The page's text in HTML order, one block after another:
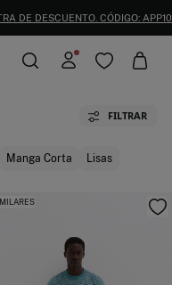
DE DESCUENTO. CÓDIGO: APP10
FILTRAR
Manga Corta Lisas